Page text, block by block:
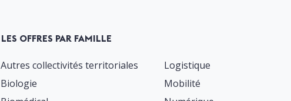
LES OFFRES PAR FAMILLE
Autres collectivités territoriales
Biologie
Logistique
Mobilité